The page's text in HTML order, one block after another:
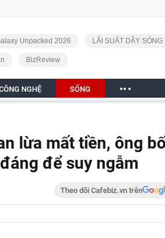
Unpacked 2026 LÃI SUẤT DẬY SÓNG
BizReview
NGHỆ SỐNG
lừa mất tiền, ông
để suy ngẫm
Theo dõi Cafebiz.vn trên